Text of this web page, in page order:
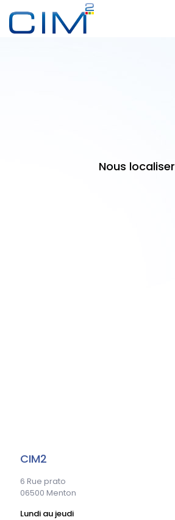
Nous localiser
CIM2
6 Rue prato
06500 Menton
Lundi au jeudi